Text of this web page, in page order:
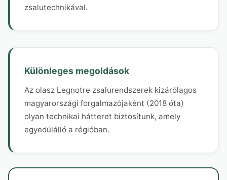
zsalutechnikával.
Különleges megoldások
Az olasz Legnotre zsalurendszerek kizárólagos
magyarországi forgalmazójaként (2018 óta)
olyan technikai hátteret biztosítunk, amely
egyedülálló a régióban.